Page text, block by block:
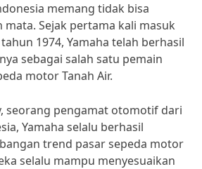
memang tidak bisa
mata. Sejak pertama kali masuk
1974, Yamaha telah berhasil
sebagai salah satu pemain
motor Tanah Air.
seorang pengamat otomotif dari
Yamaha selalu berhasil
trend pasar sepeda motor
selalu mampu menyesuaikan